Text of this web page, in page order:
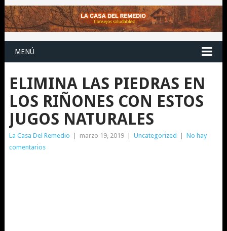
MENÚ
ELIMINA LAS PIEDRAS EN
LOS RIÑONES CON ESTOS
JUGOS NATURALES
La Casa Del Remedio marzo 19, 2019 Uncategorized
No hay
comentarios